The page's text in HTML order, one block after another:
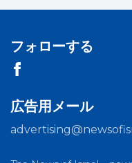
フォローする
広告用メール